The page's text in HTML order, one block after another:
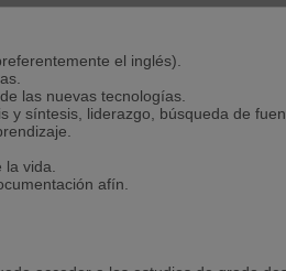
el inglés).
las nuevas tecnologías.
y síntesis, liderazgo, búsqueda de
la vida.
afín.